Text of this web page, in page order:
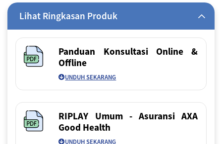
Lihat Ringkasan Produk
Panduan Konsultasi Online &
Offline
UNDUH SEKARANG
RIPLAY Umum - Asuransi AXA
Good Health
UNDUH SEKARANG